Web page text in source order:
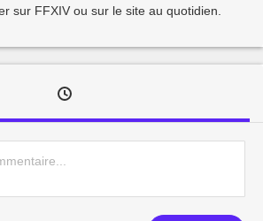
sur FFXIV ou sur le site au quotidien.